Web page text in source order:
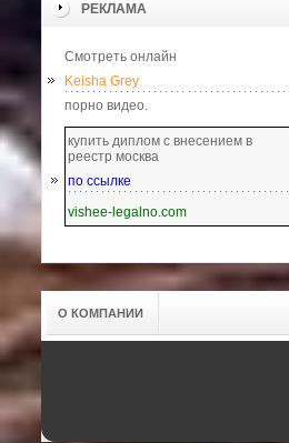
РЕКЛАМА
Смотреть онлайн
Keisha Grey
порно видео.
купить диплом с внесением в
реестр москва
по ссылке
vishee-legalno.com
О КОМПАНИИ